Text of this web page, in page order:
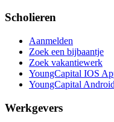
Scholieren
Aanmelden
Zoek een bijbaantje
Zoek vakantiewerk
YoungCapital IOS
YoungCapital
Werkgevers